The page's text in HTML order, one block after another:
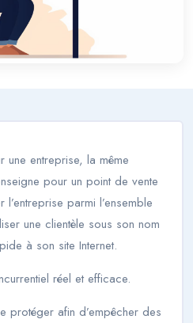
entreprise, la même
pour un point de vente
parmi l’ensemble
une clientèle sous son nom
à son site Internet.
réel et efficace.
protéger afin d’empêcher des